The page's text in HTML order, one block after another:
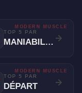
TOP 5 PAR
MANIABILITÉ
MODERN MUSCLE
TOP 5 PAR
DÉPART
MODERN MUSCLE